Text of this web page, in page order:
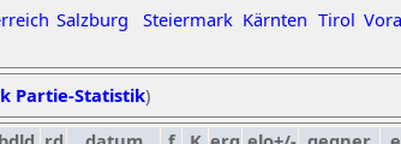
Salzburg Steiermark Kärnten Tirol
Partie-Statistik)